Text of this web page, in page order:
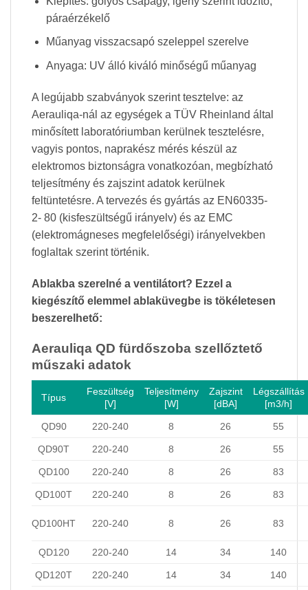
páraérzékelő
Műanyag visszacsapó szeleppel szerelve
Anyaga: UV álló kiváló minőségű műanyag
A legújabb szabványok szerint tesztelve: az
Aerauliqa-nál az egységek a TÜV Rheinland által
minősített laboratóriumban kerülnek tesztelésre,
vagyis pontos, naprakész mérés készül az
elektromos biztonságra vonatkozóan, megbízható
teljesítmény és zajszint adatok kerülnek
feltüntetésre. A tervezés és gyártás az EN60335-
2- 80 (kisfeszültségű irányelv) és az EMC
(elektromágneses megfelelőségi) irányelvekben
foglaltak szerint történik.
Ablakba szerelné a ventilátort? Ezzel a
kiegészítő elemmel ablaküvegbe is tökéletesen
beszerelhető:
Aerauliqa QD fürdőszoba szellőztető
műszaki adatok
QD90 220-240 8 26 55
QD90T 220-240 8 26 55
QD100 220-240 8 26 83
QD100T 220-240 8 26 83
QD100HT 220-240 8 26 83
QD120 220-240 14 34 140
QD120T 220-240 14 34 140
Típus
Feszültség
[V]
Teljesítmény
[W]
Zajszint
[dBA]
Légszállítás
[m3/h]